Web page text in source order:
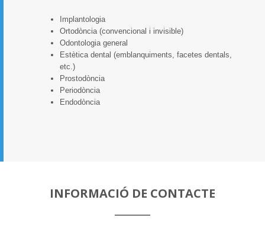
Implantologia
Ortodòncia (convencional i invisible)
Odontologia general
Estètica dental (emblanquiments, facetes dentals,
etc.)
Prostodòncia
Periodòncia
Endodòncia
INFORMACIÓ DE CONTACTE